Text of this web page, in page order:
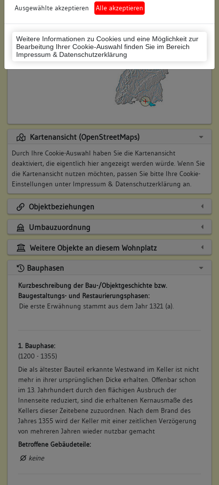
Ausgewählte akzeptieren Alle akzeptieren
Weitere Informationen zu Cookies und eine Möglichkeit zur
Bearbeitung Ihrer Cookie-Auswahl finden Sie im Bereich
Impressum & Datenschutzerklärung
Historischer Straßenname: keiner
Lage des Wohnplatzes:
Kartenansicht (OpenStreetMaps)
Durch Ihre Cookie-Auswahl haben Sie die Kartenansicht
deaktiviert, die eigentlich hier angezeigt werden würde. Wenn Sie
die Kartenansicht nutzen möchten, passen Sie bitte Ihre Cookie-
Einstellungen unter Impressum & Datenschutzerklärung an.
Objektbeziehungen
Umbauzuordnung
Weitere Objekte an diesem Wohnplatz
Bauphasen
Kurzbeschreibung der Bau-/Objektgeschichte bzw.
Baugestaltungs- und Restaurierungsphasen:
Die erste Erwähnung stammt aus dem Jahr 1321 (a).
1. Bauphase:
(1200 - 1355)
Die als ältester Bauteil erkannte Westwand im Keller ist nicht
mehr in ihrer ursprünglichen Dicke erhalten. Offenbar schon
im 13. Jahrhundert durch den flächigen Ausbruch der
Innenseite reduziert, sind die erhaltenen Kernausmaße des
Kellers dieser Zeitebene zuzuordnen. Nach dem Brand des
Jahres 1355 wird der Keller mit einer zeitlichen Verzögerung
von mehreren Jahren wieder nutzbar gemacht
Betroffene Gebäudeteile:
keine